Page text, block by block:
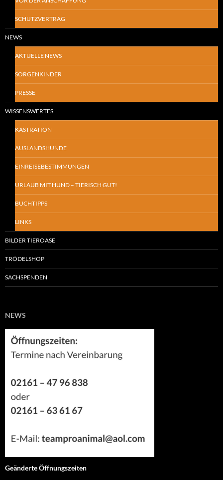
SCHUTZVERTRAG
NEWS
AKTUELLE NEWS
SORGENKINDER
PRESSE
WISSENSWERTES
KASTRATION
AUSLANDSHUNDE
EINREISEBESTIMMUNGEN
URLAUB MIT HUND – TIERISCH GUT!
BUCHTIPPS
LINKS
BILDER TIEROASE
TRÖDELSHOP
SACHSPENDEN
NEWS
Geänderte Öffnungszeiten